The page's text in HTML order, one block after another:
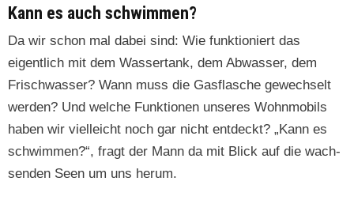
Kann es auch schwimmen?
Da wir schon mal dabei sind: Wie funk­tion­iert das
eigentlich mit dem Wasser­tank, dem Abwass­er, dem
Frischwass­er? Wann muss die Gas­flasche gewech­selt
wer­den? Und welche Funk­tio­nen unseres Wohn­mo­bils
haben wir vielle­icht noch gar nicht ent­deckt? „Kann es
schwim­men?“, fragt der Mann da mit Blick auf die wach­
senden Seen um uns herum.